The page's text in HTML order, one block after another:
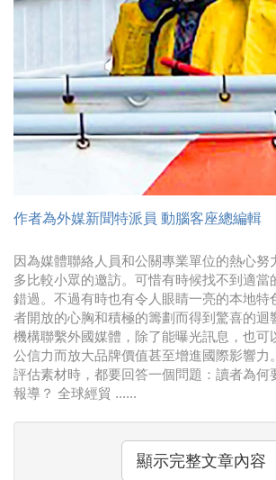
作者為外媒新聞特派員 動腦客座總編輯
因為媒體聯絡人員和公關專業單位的熱心努
多比較小眾的邀訪。可惜有時候找不到適當
錯過。不過有時也有令人眼睛一亮的本地特
者開放的心胸和積極的籌劃而得到驚喜的迴
機構聯繫外國媒體，除了能曝光訊息，也可
公信力而放大品牌價值甚至增進國際影響力
評估素材時，都要回答一個問題：讀者為何
報導？ 全球經貿 ......
顯示完整文章內容
牛恆泰：媒體產業蛻變關鍵期，數位